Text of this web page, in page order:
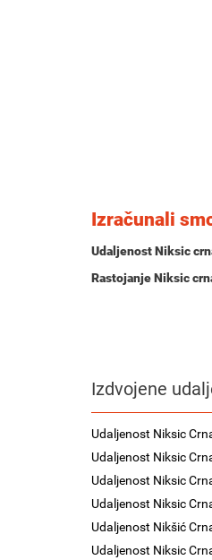
Izračunali
Udaljenost Niksic
Rastojanje Niksic
Izdvojene
Udaljenost Niksic
Udaljenost Niksic
Udaljenost Niksic
Udaljenost Niksic
Udaljenost Nikšić
Udaljenost Niksic